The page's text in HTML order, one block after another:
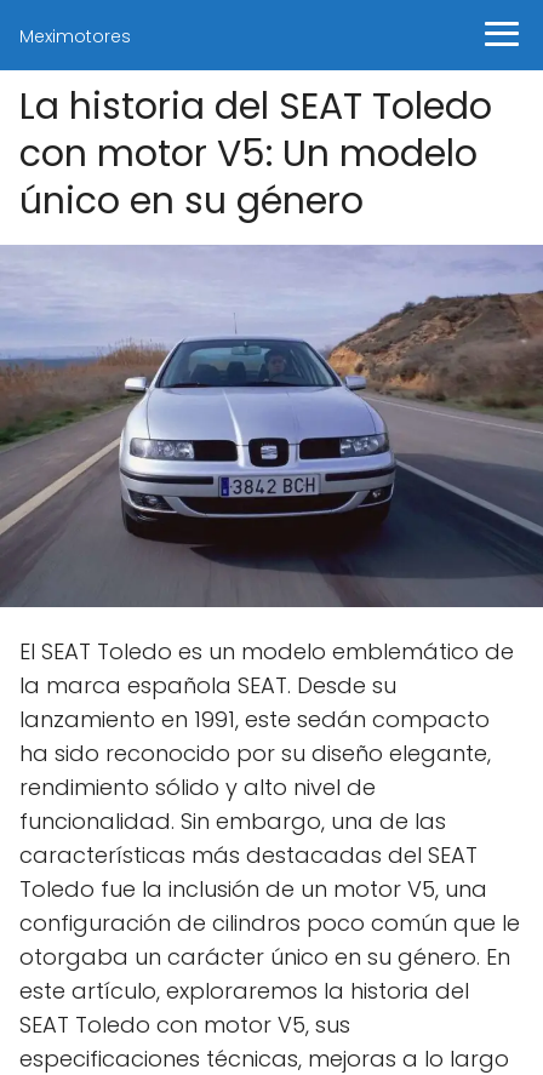
Meximotores
La historia del SEAT Toledo
con motor V5: Un modelo
único en su género
El SEAT Toledo es un modelo emblemático de
la marca española SEAT. Desde su
lanzamiento en 1991, este sedán compacto
ha sido reconocido por su diseño elegante,
rendimiento sólido y alto nivel de
funcionalidad. Sin embargo, una de las
características más destacadas del SEAT
Toledo fue la inclusión de un motor V5, una
configuración de cilindros poco común que le
otorgaba un carácter único en su género. En
este artículo, exploraremos la historia del
SEAT Toledo con motor V5, sus
especificaciones técnicas, mejoras a lo largo